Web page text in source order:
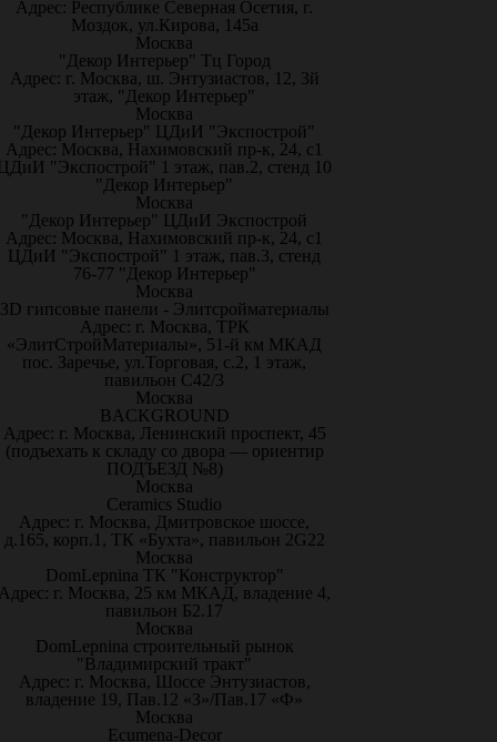
Адрес: Республике Северная Осетия, г.
Моздок, ул.Кирова, 145а
Москва
"Декор Интерьер" Тц Город
Адрес: г. Москва, ш. Энтузиастов, 12, 3й
этаж, "Декор Интерьер"
Москва
"Декор Интерьер" ЦДиИ "Экспострой"
Адрес: Москва, Нахимовский пр-к, 24, с1
"Экспострой" 1 этаж, пав.2, стенд 10
"Декор Интерьер"
Москва
"Декор Интерьер" ЦДиИ Экспострой
Адрес: Москва, Нахимовский пр-к, 24, с1
ЦДиИ "Экспострой" 1 этаж, пав.3, стенд
76-77 "Декор Интерьер"
Москва
3D гипсовые панели - Элитсройматериалы
Адрес: г. Москва, ТРК
«ЭлитСтройМатериалы», 51-й км МКАД
пос. Заречье, ул.Торговая, с.2, 1 этаж,
павильон С42/3
Москва
BACKGROUND
Адрес: г. Москва, Ленинский проспект, 45
(подъехать к складу со двора — ориентир
ПОДЪЕЗД №8)
Москва
Ceramics Studio
Адрес: г. Москва, Дмитровское шоссе,
д.165, корп.1, ТК «Бухта», павильон 2G22
Москва
DomLepnina ТК "Конструктор"
г. Москва, 25 км МКАД, владение 4,
павильон Б2.17
Москва
DomLepnina строительный рынок
"Владимирский тракт"
Адрес: г. Москва, Шоссе Энтузиастов,
владение 19, Пав.12 «З»/Пав.17 «Ф»
Москва
Ecumena-Decor